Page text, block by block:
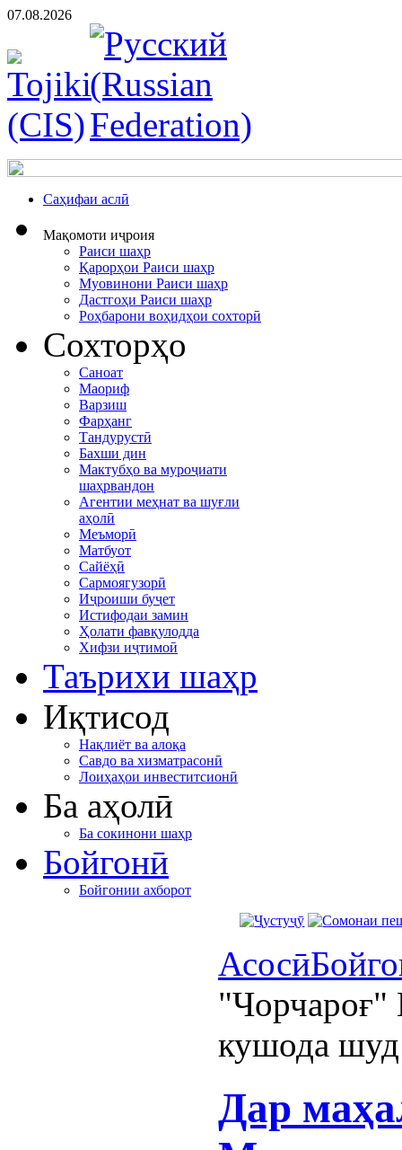
07.08.2026
Cаҳифаи аслӣ
Мақомоти иҷроия
Раиси шаҳр
Қарорҳои Раиси шаҳр
Муовинони Раиси шаҳр
Дастгоҳи Раиси шаҳр
Роҳбарони воҳидҳои сохторӣ
Сохторҳо
Саноат
Маориф
Варзиш
Фарҳанг
Тандурустӣ
Бахши дин
Мактубҳо ва муроҷиати
шаҳрвандон
Агентии меҳнат ва шуғли
аҳолӣ
Меъморӣ
Матбуот
Сайёҳӣ
Сармоягузорӣ
Иҷроиши буҷет
Истифодаи замин
Ҳолати фавқулодда
Хифзи иҷтимоӣ
Таърихи шаҳр
Иқтисод
Нақлиёт ва алоқа
Савдо ва хизматрасонӣ
Лоиҳаҳои инвеститсионӣ
Ба аҳолӣ
Ба сокинони шаҳр
Бойгонӣ
Бойгонии ахборот
Асосӣ
"Чорчароғ"
кушода шуд
Дар